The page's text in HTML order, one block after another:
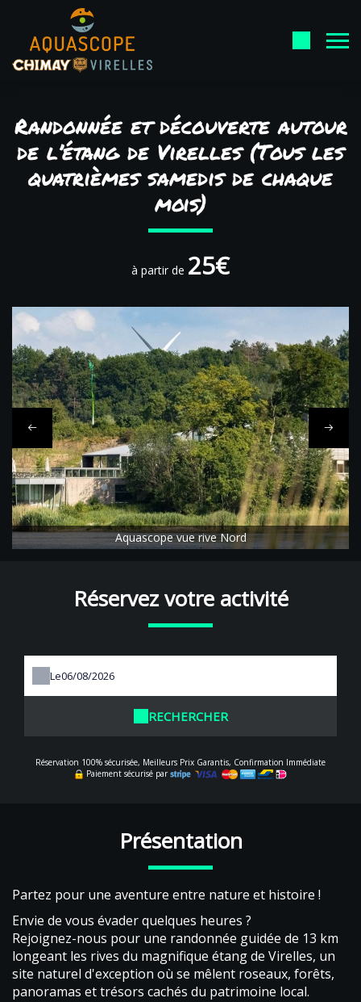
Randonnée et découverte autour
de l’étang de Virelles (Tous les
quatrièmes samedis de chaque
mois)
à partir de 25€
Aquascope vue rive Nord
Réservez votre activité
Le
RECHERCHER
Réservation 100% sécurisée, Meilleurs Prix Garantis, Confirmation Immédiate
Paiement sécurisé par
Présentation
Partez pour une aventure entre nature et histoire !
Envie de vous évader quelques heures ?
Rejoignez-nous pour une randonnée guidée de 13 km
longeant les rives du magnifique étang de Virelles, un
site naturel d'exception où se mêlent roseaux, forêts,
panoramas et trésors cachés du patrimoine local.